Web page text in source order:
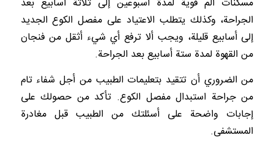
مسكنات ألم قوية لمدة أسبوعين إلى ثلاثة أسابيع بعد
الجراحة، وكذلك يتطلب الاعتياد على مفصل الكوع الجديد
إلى أسابيع قليلة، ويجب ألا ترفع أي شيء أثقل من فنجان
من القهوة لمدة ستة أسابيع بعد الجراحة.
من الضروري أن تتقيد بتعليمات الطبيب من أجل شفاء تام
من جراحة استبدال مفصل الكوع. تأكد من حصولك على
إجابات واضحة على أسئلتك من الطبيب قبل مغادرة
المستشفى.